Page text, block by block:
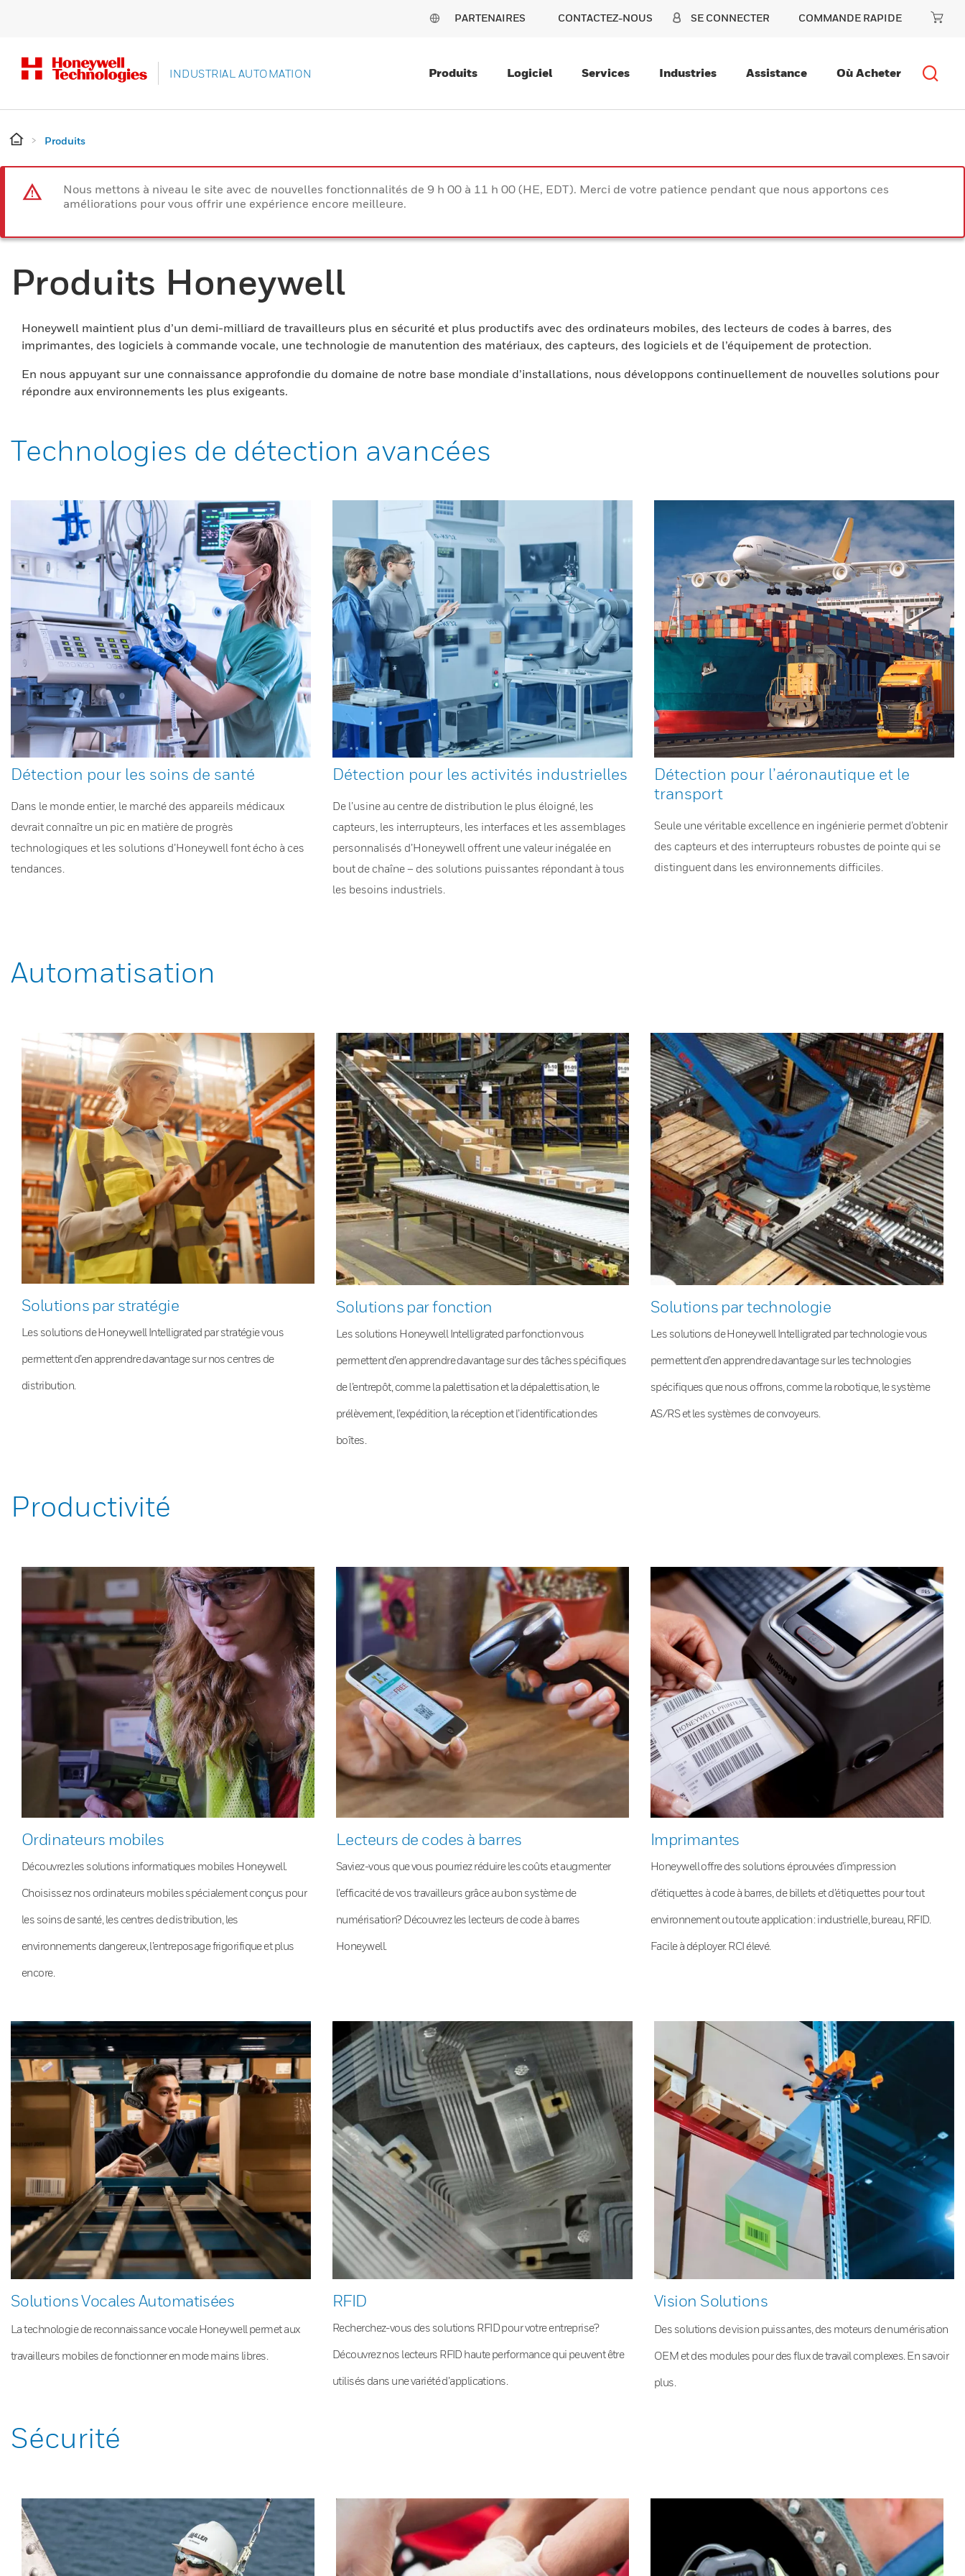
PARTENAIRES CONTACTEZ-NOUS SE CONNECTER COMMANDE RAPIDE
INDUSTRIAL AUTOMATION Produits Logiciel Services Industries Assistance Où Acheter
Produits
Nous mettons à niveau le site avec de nouvelles fonctionnalités de 9 h 00 à 11 h 00 (HE, EDT). Merci de votre patience pendant que nous apportons ces
améliorations pour vous offrir une expérience encore meilleure.
Produits Honeywell
Honeywell maintient plus d’un demi-milliard de travailleurs plus en sécurité et plus productifs avec des ordinateurs mobiles, des lecteurs de codes à barres, des
imprimantes, des logiciels à commande vocale, une technologie de manutention des matériaux, des capteurs, des logiciels et de l’équipement de protection.
En nous appuyant sur une connaissance approfondie du domaine de notre base mondiale d’installations, nous développons continuellement de nouvelles solutions pour
répondre aux environnements les plus exigeants.
Technologies de détection avancées
Détection pour les soins de santé
Dans le monde entier, le marché des appareils médicaux
devrait connaître un pic en matière de progrès
technologiques et les solutions d’Honeywell font écho à ces
tendances.
Détection pour les activités industrielles
De l’usine au centre de distribution le plus éloigné, les
capteurs, les interrupteurs, les interfaces et les assemblages
personnalisés d’Honeywell offrent une valeur inégalée en
bout de chaîne – des solutions puissantes répondant à tous
les besoins industriels.
Détection pour l’aéronautique et le
transport
Seule une véritable excellence en ingénierie permet d’obtenir
des capteurs et des interrupteurs robustes de pointe qui se
distinguent dans les environnements difficiles.
Automatisation
Solutions par stratégie
Les solutions de Honeywell Intelligrated par stratégie vous
permettent d’en apprendre davantage sur nos centres de
distribution.
Solutions par fonction
Les solutions Honeywell Intelligrated par fonction vous
permettent d’en apprendre davantage sur des tâches spécifiques
de l’entrepôt, comme la palettisation et la dépalettisation, le
prélèvement, l’expédition, la réception et l’identification des
boîtes.
Solutions par technologie
Les solutions de Honeywell Intelligrated par technologie vous
permettent d’en apprendre davantage sur les technologies
spécifiques que nous offrons, comme la robotique, le système
AS/RS et les systèmes de convoyeurs.
Productivité
Ordinateurs mobiles
Découvrez les solutions informatiques mobiles Honeywell.
Choisissez nos ordinateurs mobiles spécialement conçus pour
les soins de santé, les centres de distribution, les
environnements dangereux, l’entreposage frigorifique et plus
encore.
Lecteurs de codes à barres
Saviez-vous que vous pourriez réduire les coûts et augmenter
l’efficacité de vos travailleurs grâce au bon système de
numérisation? Découvrez les lecteurs de code à barres
Honeywell.
Imprimantes
Honeywell offre des solutions éprouvées d’impression
d’étiquettes à code à barres, de billets et d’étiquettes pour tout
environnement ou toute application : industrielle, bureau, RFID.
Facile à déployer. RCI élevé.
Solutions Vocales Automatisées
La technologie de reconnaissance vocale Honeywell permet aux
travailleurs mobiles de fonctionner en mode mains libres.
RFID
Recherchez-vous des solutions RFID pour votre entreprise?
Découvrez nos lecteurs RFID haute performance qui peuvent être
utilisés dans une variété d’applications.
Vision Solutions
Des solutions de vision puissantes, des moteurs de numérisation
OEM et des modules pour des flux de travail complexes. En savoir
plus.
Sécurité